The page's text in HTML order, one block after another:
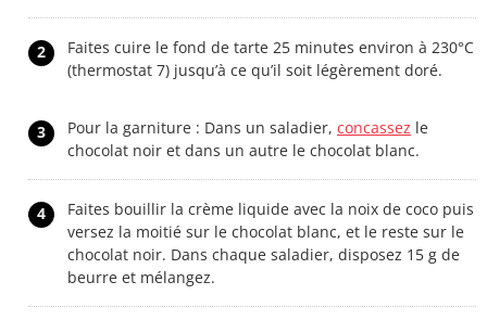
2
Faites cuire le fond de tarte 25 minutes environ à 230°C
(thermostat 7) jusqu’à ce qu’il soit légèrement doré.
3 Pour la garniture : Dans un saladier, concassez le
chocolat noir et dans un autre le chocolat blanc.
4
Faites bouillir la crème liquide avec la noix de coco puis
versez la moitié sur le chocolat blanc, et le reste sur le
chocolat noir. Dans chaque saladier, disposez 15 g de
beurre et mélangez.